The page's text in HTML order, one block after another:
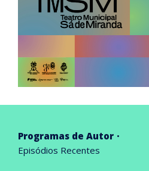
Programas de Autor
Episódios Recentes